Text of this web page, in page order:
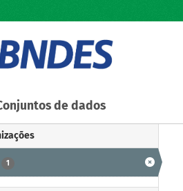
de dados
1